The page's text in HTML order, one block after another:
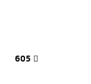
605